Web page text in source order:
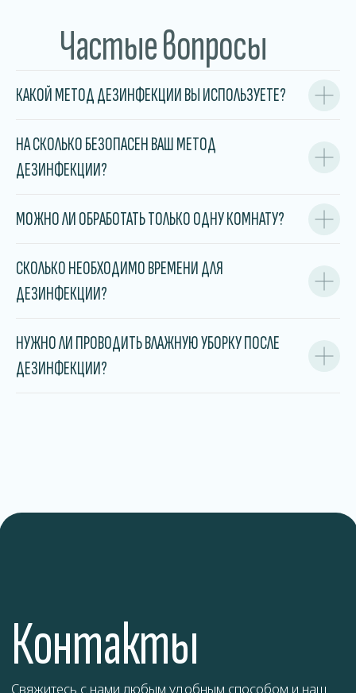
Частые вопросы
КАКОЙ МЕТОД ДЕЗИНФЕКЦИИ ВЫ ИСПОЛЬЗУЕТЕ?
НА СКОЛЬКО БЕЗОПАСЕН ВАШ МЕТОД
ДЕЗИНФЕКЦИИ?
МОЖНО ЛИ ОБРАБОТАТЬ ТОЛЬКО ОДНУ КОМНАТУ?
СКОЛЬКО НЕОБХОДИМО ВРЕМЕНИ ДЛЯ
ДЕЗИНФЕКЦИИ?
НУЖНО ЛИ ПРОВОДИТЬ ВЛАЖНУЮ УБОРКУ ПОСЛЕ
ДЕЗИНФЕКЦИИ?